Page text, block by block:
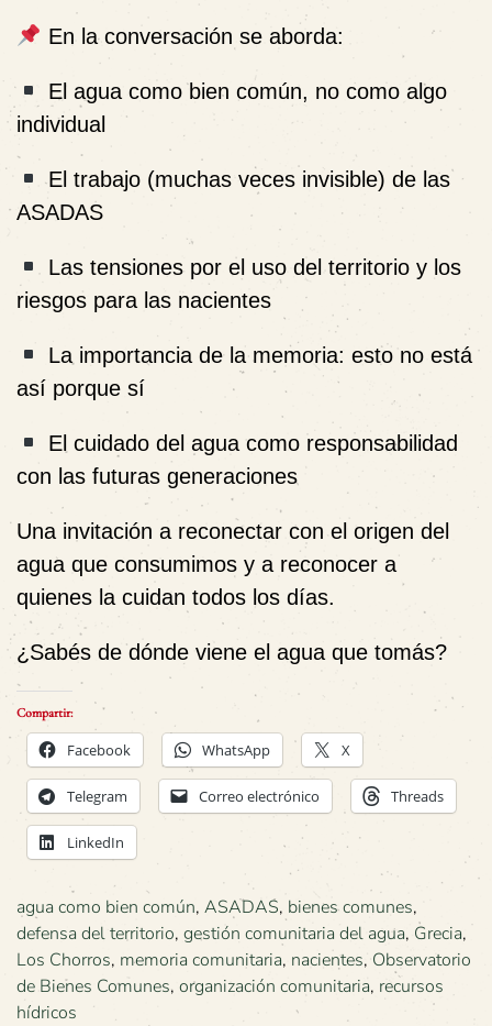
En la conversación se aborda:
El agua como bien común, no como algo
individual
El trabajo (muchas veces invisible) de las
ASADAS
Las tensiones por el uso del territorio y los
riesgos para las nacientes
La importancia de la memoria: esto no está
así porque sí
El cuidado del agua como responsabilidad
con las futuras generaciones
Una invitación a reconectar con el origen del
agua que consumimos y a reconocer a
quienes la cuidan todos los días.
¿Sabés de dónde viene el agua que tomás?
Compartir:
Facebook WhatsApp X
Telegram Correo electrónico Threads
LinkedIn
agua como bien común, ASADAS, bienes comunes,
defensa del territorio, gestión comunitaria del agua, Grecia,
Los Chorros, memoria comunitaria, nacientes, Observatorio
de Bienes Comunes, organización comunitaria, recursos
hídricos